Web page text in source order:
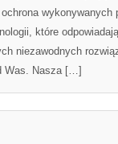
wykonywanych
które
niezawodnych
Was. Nasza […]